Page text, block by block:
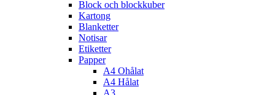
Block och blockkuber
Kartong
Blanketter
Notisar
Etiketter
Papper
A4 Ohålat
A4 Hålat
A3